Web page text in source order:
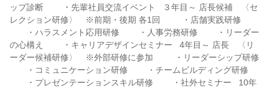
ップ診断 　　・先輩社員交流イベント   ３年目～ 店長候補　〈セ
レクション研修〉　※前期・後期 各1回  　　・店舗実践研修
・ハラスメント応用研修 　　・人事労務研修 　　・リーダー
の心構え 　　・キャリアデザインセミナー   4年目～ 店長　〈リ
ーダー候補研修〉　※外部研修に参加  　　・リーダーシップ研修
・コミュニケーション研修 　　・チームビルディング研修
・プレゼンテーションスキル研修 　　・社外セミナー   10年